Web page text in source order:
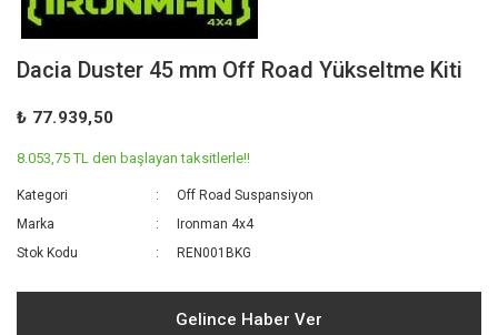
Dacia Duster 45 mm Off Road Yükseltme Kiti
₺ 77.939,50
8.053,75 TL den başlayan taksitlerle!!
Kategori
Off Road Suspansiyon
Marka
Ironman 4x4
Stok Kodu
REN001BKG
Gelince Haber Ver